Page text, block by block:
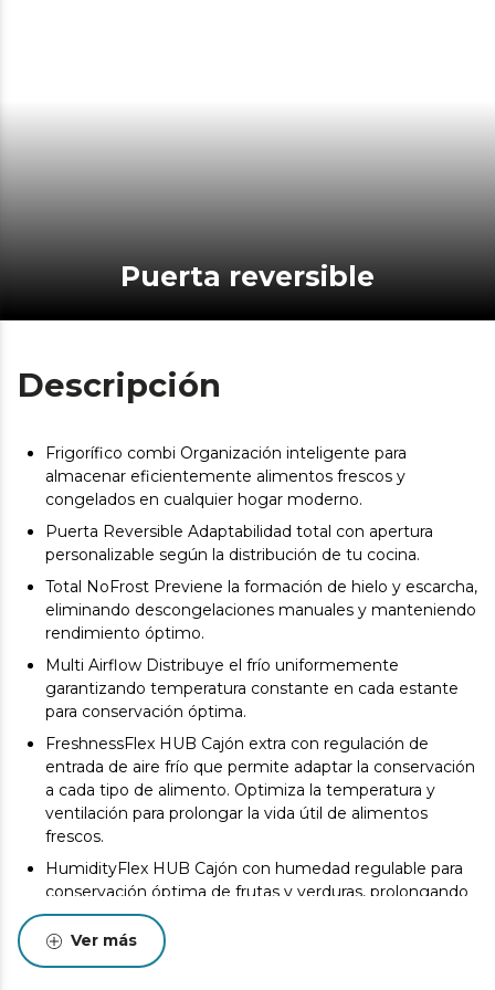
Puerta reversible
Descripción
Frigorífico combi Organización inteligente para
almacenar eficientemente alimentos frescos y
congelados en cualquier hogar moderno.
Puerta Reversible Adaptabilidad total con apertura
personalizable según la distribución de tu cocina.
Total NoFrost Previene la formación de hielo y escarcha,
eliminando descongelaciones manuales y manteniendo
rendimiento óptimo.
Multi Airflow Distribuye el frío uniformemente
garantizando temperatura constante en cada estante
para conservación óptima.
FreshnessFlex HUB Cajón extra con regulación de
entrada de aire frío que permite adaptar la conservación
a cada tipo de alimento. Optimiza la temperatura y
ventilación para prolongar la vida útil de alimentos
frescos.
HumidityFlex HUB Cajón con humedad regulable para
conservación óptima de frutas y verduras, prolongando
su frescura y propiedades.
Modo Vacaciones Función inteligente que apaga por
completo la parte del frigorífico, manteniendo activo
Ver más